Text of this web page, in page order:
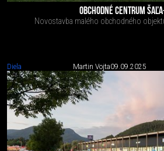
OBCHODNÉ CENTRUM
Novostavba malého obchodného
Diela Martin Vojta09.09.2025